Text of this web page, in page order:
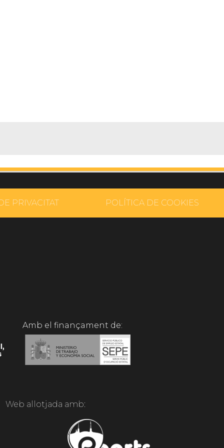
PRIVACITAT POLÍTICA DE COOKIES
Amb el finançament de:
Web allotjada amb: